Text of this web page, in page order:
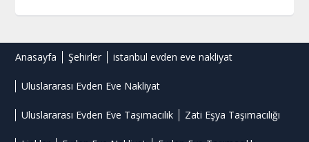
Anasayfa Şehirler istanbul evden eve nakliyat
Uluslararası Evden Eve Nakliyat
Uluslararası Evden Eve Taşımacılık Zati Eşya Taşımacılığı